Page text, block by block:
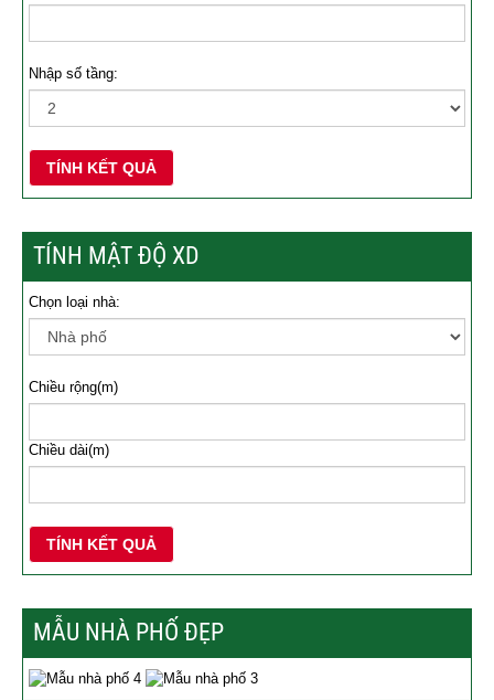
Nhập số tầng:
TÍNH KẾT QUẢ
TÍNH MẬT ĐỘ XD
Chọn loại nhà:
Chiều rộng(m)
Chiều dài(m)
TÍNH KẾT QUẢ
MẪU NHÀ PHỐ ĐẸP